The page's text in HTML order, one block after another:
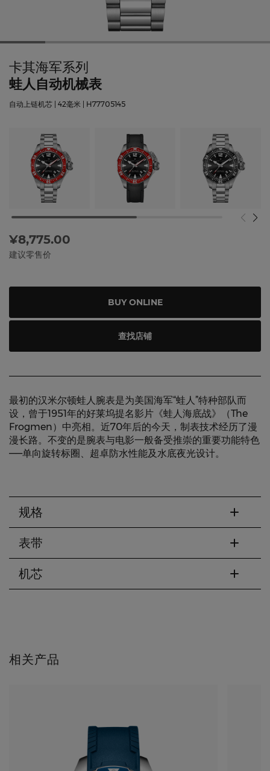
卡其海军系列
蛙人自动机械表
自动上链机芯 | 42毫米 | H77705145
¥8,775.00
建议零售价
BUY ONLINE
查找店铺
最初的汉米尔顿蛙人腕表是为美国海军“蛙人”特种部队而
设，曾于1951年的好莱坞提名影片《蛙人海底战》（The
Frogmen）中亮相。近70年后的今天，制表技术经历了漫
漫长路。不变的是腕表与电影一般备受推崇的重要功能特色
——单向旋转标圈、超卓防水性能及水底夜光设计。
规格
表带
机芯
相关产品